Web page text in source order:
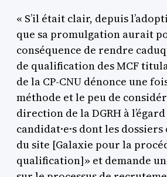
« S’il était clair, depuis
que sa promulgation aurait
conséquence de rendre
de qualification des MCF
de la CP-CNU dénonce une
méthode et le peu de
direction de la DGRH à
candidat·e·s dont les
du site [Galaxie pour la
qualification]» et demande